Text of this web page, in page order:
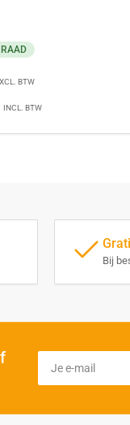
BTW
INCL. BTW
Bij
Je
mail